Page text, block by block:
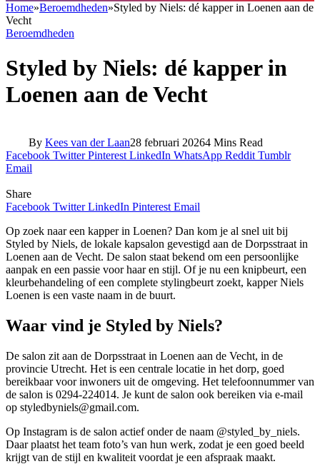
Home»Beroemdheden»Styled by Niels: dé kapper in Loenen aan de
Vecht
Beroemdheden
Styled by Niels: dé kapper in
Loenen aan de Vecht
By Kees van der Laan28 februari 20264 Mins Read
Facebook Twitter Pinterest LinkedIn WhatsApp Reddit Tumblr
Email
Share
Facebook Twitter LinkedIn Pinterest Email
Op zoek naar een kapper in Loenen? Dan kom je al snel uit bij
Styled by Niels, de lokale kapsalon gevestigd aan de Dorpsstraat in
Loenen aan de Vecht. De salon staat bekend om een persoonlijke
aanpak en een passie voor haar en stijl. Of je nu een knipbeurt, een
kleurbehandeling of een complete stylingbeurt zoekt, kapper Niels
Loenen is een vaste naam in de buurt.
Waar vind je Styled by Niels?
De salon zit aan de Dorpsstraat in Loenen aan de Vecht, in de
provincie Utrecht. Het is een centrale locatie in het dorp, goed
bereikbaar voor inwoners uit de omgeving. Het telefoonnummer van
de salon is 0294-224014. Je kunt de salon ook bereiken via e-mail
op styledbyniels@gmail.com.
Op Instagram is de salon actief onder de naam @styled_by_niels.
Daar plaatst het team foto’s van hun werk, zodat je een goed beeld
krijgt van de stijl en kwaliteit voordat je een afspraak maakt.